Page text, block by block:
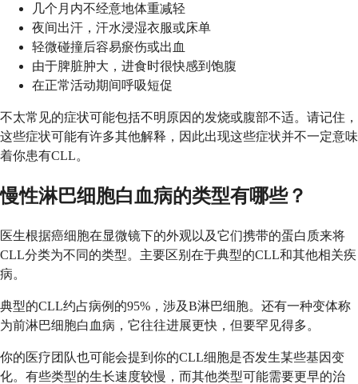
几个月内不经意地体重减轻
夜间出汗，汗水浸湿衣服或床单
轻微碰撞后容易瘀伤或出血
由于脾脏肿大，进食时很快感到饱腹
在正常活动期间呼吸短促
不太常见的症状可能包括不明原因的发烧或腹部不适。请记住，
这些症状可能有许多其他解释，因此出现这些症状并不一定意味
着你患有CLL。
慢性淋巴细胞白血病的类型有哪些？
医生根据癌细胞在显微镜下的外观以及它们携带的蛋白质来将
CLL分类为不同的类型。主要区别在于典型的CLL和其他相关疾
病。
典型的CLL约占病例的95%，涉及B淋巴细胞。还有一种变体称
为前淋巴细胞白血病，它往往进展更快，但要罕见得多。
你的医疗团队也可能会提到你的CLL细胞是否发生某些基因变
化。有些类型的生长速度较慢，而其他类型可能需要更早的治